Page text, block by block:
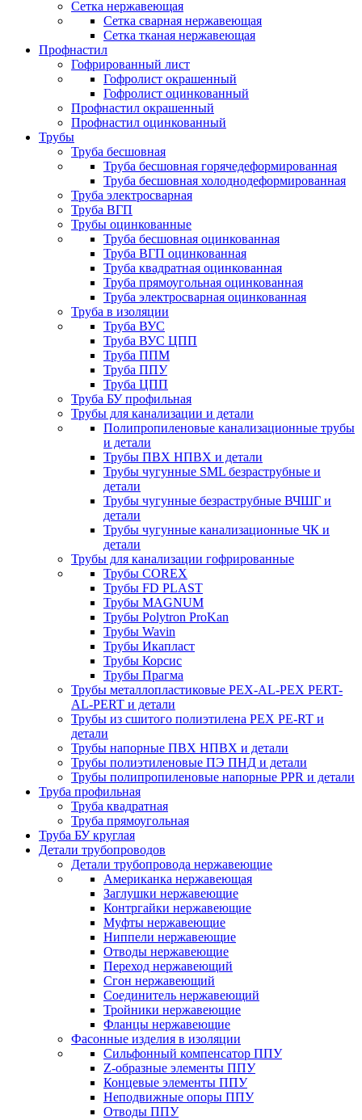
Сетка нержавеющая
Сетка сварная нержавеющая
Сетка тканая нержавеющая
Профнастил
Гофрированный лист
Гофролист окрашенный
Гофролист оцинкованный
Профнастил окрашенный
Профнастил оцинкованный
Трубы
Труба бесшовная
Труба бесшовная горячедеформированная
Труба бесшовная холоднодеформированная
Труба электросварная
Труба ВГП
Трубы оцинкованные
Труба бесшовная оцинкованная
Труба ВГП оцинкованная
Труба квадратная оцинкованная
Труба прямоугольная оцинкованная
Труба электросварная оцинкованная
Труба в изоляции
Труба ВУС
Труба ВУС ЦПП
Труба ППМ
Труба ППУ
Труба ЦПП
Труба БУ профильная
Трубы для канализации и детали
Полипропиленовые канализационные трубы
и детали
Трубы ПВХ НПВХ и детали
Трубы чугунные SML безраструбные и
детали
Трубы чугунные безраструбные ВЧШГ и
детали
Трубы чугунные канализационные ЧК и
детали
Трубы для канализации гофрированные
Трубы COREX
Трубы FD PLAST
Трубы MAGNUM
Трубы Polytron ProKan
Трубы Wavin
Трубы Икапласт
Трубы Корсис
Трубы Прагма
Трубы металлопластиковые PEX-AL-PEX PERT-
AL-PERT и детали
Трубы из сшитого полиэтилена PEX PE-RT и
детали
Трубы напорные ПВХ НПВХ и детали
Трубы полиэтиленовые ПЭ ПНД и детали
Трубы полипропиленовые напорные PPR и детали
Труба профильная
Труба квадратная
Труба прямоугольная
Труба БУ круглая
Детали трубопроводов
Детали трубопровода нержавеющие
Американка нержавеющая
Заглушки нержавеющие
Контргайки нержавеющие
Муфты нержавеющие
Ниппели нержавеющие
Отводы нержавеющие
Переход нержавеющий
Сгон нержавеющий
Соединитель нержавеющий
Тройники нержавеющие
Фланцы нержавеющие
Фасонные изделия в изоляции
Cильфонный компенсатор ППУ
Z-образные элементы ППУ
Концевые элементы ППУ
Неподвижные опоры ППУ
Отводы ППУ